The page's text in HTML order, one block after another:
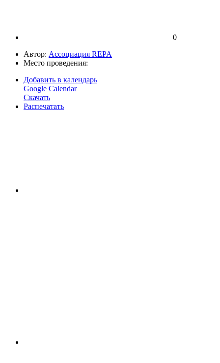
0
Автор: Ассоциация REPA
Место проведения:
Добавить в календарь
Google Calendar
Скачать
Распечатать